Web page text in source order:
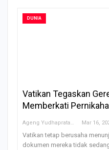
DUNIA
Vatikan Tegaskan
Memberkati
Mar 16,
Vatikan tetap berusaha
dokumen mereka tidak